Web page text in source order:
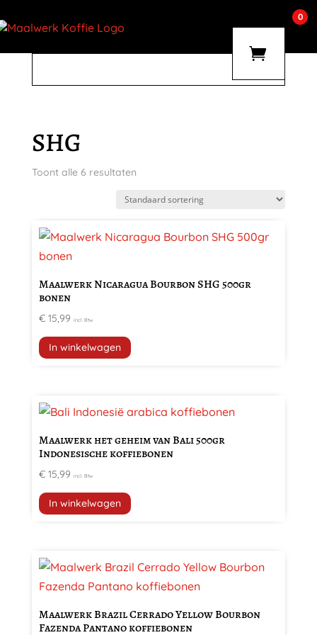
0
SHG
Toont alle 6 resultaten
Maalwerk Nicaragua Bourbon SHG 500gr
bonen
€15,99 incl. Btw
In winkelwagen
Maalwerk het geheim van Bali 500gr
Indonesische koffiebonen
€15,99 incl. Btw
In winkelwagen
Maalwerk Brazil Cerrado Yellow Bourbon
Fazenda Pantano koffiebonen
Dit
product
meerdere